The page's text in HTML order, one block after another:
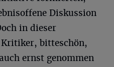
Diskussion
in dieser
bitteschön,
ernst genommen